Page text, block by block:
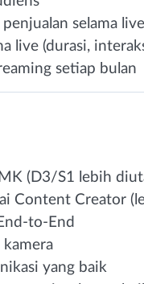
selama
live (durasi,
setiap bulan
(D3/S1 lebih
Content Creator
to-End
yang baik